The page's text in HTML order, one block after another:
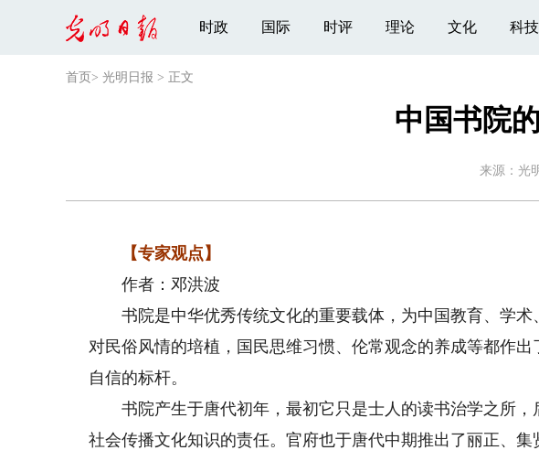
时政 国际 时评 理论 文化 科技
首页 > 光明日报 > 正文
中国书院
来源： 光
【专家观点】
作者：邓洪波
书院是中华优秀传统文化的重要载体，为中国教育、学术
对民俗风情的培植，国民思维习惯、伦常观念的养成等都作
自信的标杆。
书院产生于唐代初年，最初它只是士人的读书治学之所，
社会传播文化知识的责任。官府也于唐代中期推出了丽正、